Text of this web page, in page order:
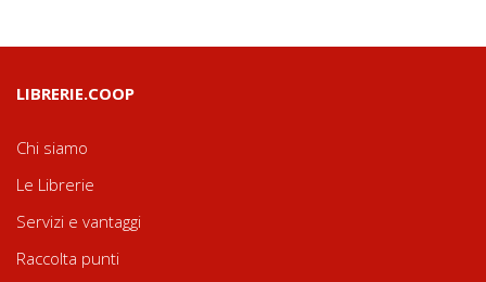
LIBRERIE.COOP
Chi siamo
Le Librerie
Servizi e vantaggi
Raccolta punti